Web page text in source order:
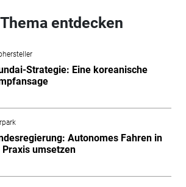
entdecken
Strategie: Eine koreanische
Autonomes Fahren in
Praxis umsetzen